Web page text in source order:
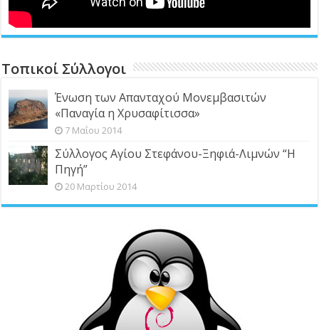
Τοπικοί Σύλλογοι
Ένωση των Απανταχού Μονεμβασιτών
«Παναγία η Χρυσαφίτισσα»
7 Μαΐου 2014
Σύλλογος Αγίου Στεφάνου-Ξηφιά-Λιμνών “Η
Πηγή”
20 Μαρτίου 2014